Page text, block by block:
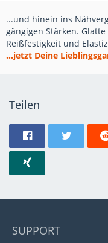
...und hinein ins
gängigen Stärken.
Reißfestigkeit und
...jetzt Deine
Teilen
SUPPORT